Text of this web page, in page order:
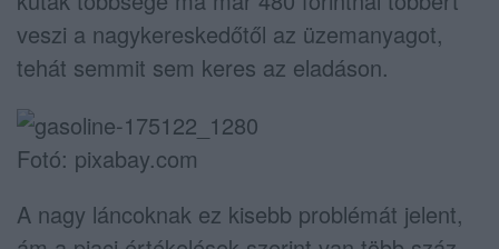
veszi a nagykereskedőtől az üzemanyagot,
tehát semmit sem keres az eladáson.
Fotó: pixabay.com
A nagy láncoknak ez kisebb problémát jelent,